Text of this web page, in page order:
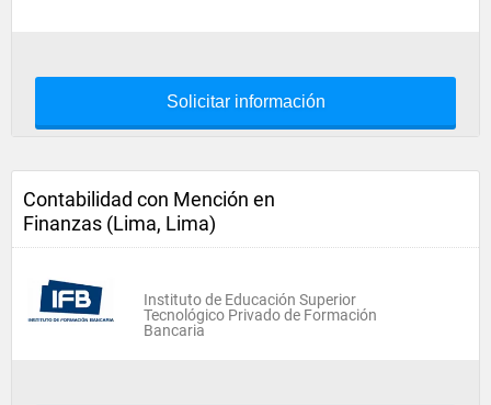
Solicitar información
Contabilidad con Mención en
Finanzas (Lima, Lima)
Instituto de Educación Superior
Tecnológico Privado de Formación
Bancaria